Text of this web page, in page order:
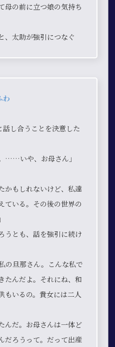
母の前に立つ娘の気持ち
、太助が強引につなぐ
わ
話し合うことを決意した
……いや、お母さん」
かもしれないけど、私達
ている。その後の世界の
うとも、話を強引に続け
の旦那さん。こんな私で
たんだよ。それにね、和
もいるの。貴女には二人
んだ。お母さんは一体ど
だろうって。だって出産